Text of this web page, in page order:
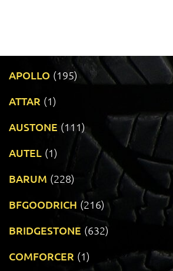
APOLLO (195)
ATTAR (1)
AUSTONE (111)
AUTEL (1)
BARUM (228)
BFGOODRICH (216)
BRIDGESTONE (632)
COMFORCER (1)